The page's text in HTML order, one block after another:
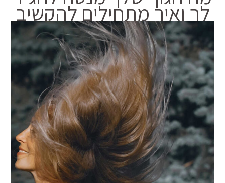
לך ואיך מתחילים להקשיב